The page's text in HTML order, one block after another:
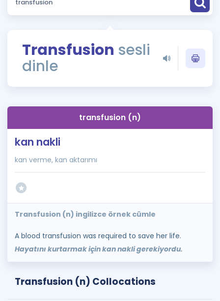
ÖSYM Sınav Takvimi
Kampanyalar
İngilizce Gramer
Transfusion sesli
dinle
transfusion (n)
kan nakli
kan verme, kan aktarımı
Transfusion (n) ingilizce örnek cümle
A blood transfusion was required to save her life.
Hayatını kurtarmak için kan nakli gerekiyordu.
Transfusion (n) Collocations